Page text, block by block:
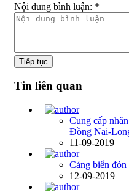
Nội dung bình luận: *
Tiếp tục
Tin liên quan
Cung cấp
Đồng Nai-
11-09-2019
Cảng biển đón
12-09-2019